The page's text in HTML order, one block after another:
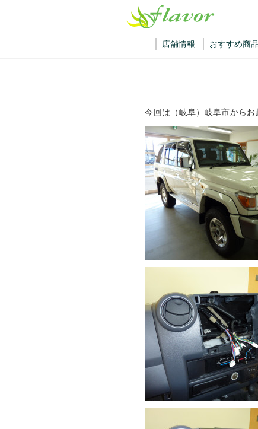
店舗情報 おすすめ商品
今回は（岐阜）岐阜市から